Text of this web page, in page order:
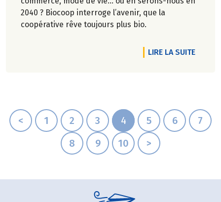
2040 ? Biocoop interroge l’avenir, que la
coopérative rêve toujours plus bio.
LIRE LA SUITEDE
< 1 2 3 4 5 6
7
8
9 10 >